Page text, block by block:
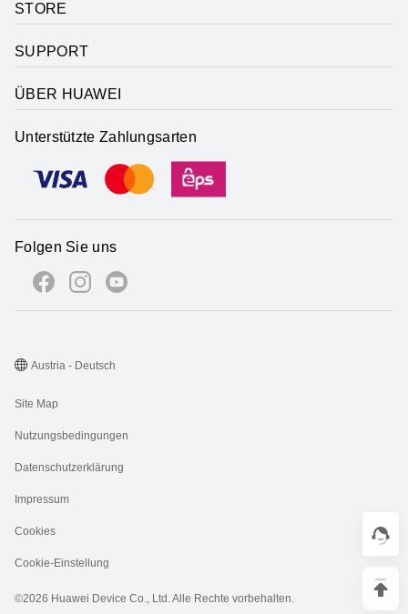
STORE
SUPPORT
ÜBER HUAWEI
Unterstützte Zahlungsarten
Folgen Sie uns
©2026 Huawei Device Co., Ltd. Alle Rechte vorbehalten.
Site Map
Nutzungsbedingungen
Datenschutzerklärung
Impressum
Cookies
Cookie-Einstellung
Austria - Deutsch